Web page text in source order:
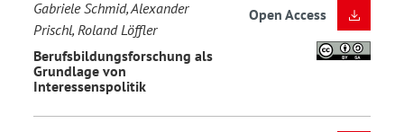
Gabriele Schmid, Alexander
Prischl, Roland Löffler
Berufsbildungsforschung als
Grundlage von
Interessenspolitik
Open Access